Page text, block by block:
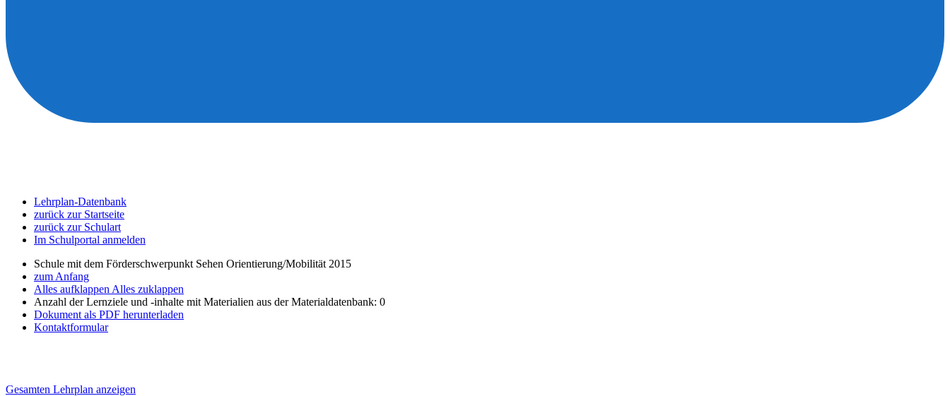
Lehrplan-Datenbank
zurück zur Startseite
zurück zur Schulart
Im Schulportal anmelden
Schule mit dem Förderschwerpunkt Sehen Orientierung/Mobilität 2015
zum Anfang
Alles aufklappen Alles zuklappen
Anzahl der Lernziele und -inhalte mit Materialien aus der Materialdatenbank: 0
Dokument als PDF herunterladen
Kontaktformular
Gesamten Lehrplan anzeigen